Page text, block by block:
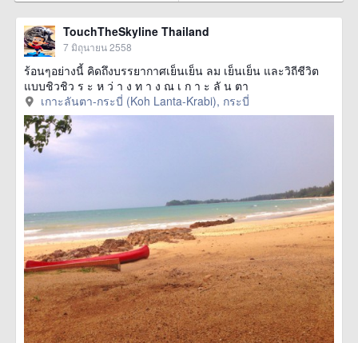
TouchTheSkyline Thailand
7 มิถุนายน 2558
ร้อนๆอย่างนี้ คิดถึงบรรยากาศเย็นเย็น ลม เย็นเย็น และวิถีชีวิต
แบบชิวชิว ร ะ ห ว่ า ง ท า ง ณ เ ก า ะ ลั น ตา
เกาะลันตา-กระบี่ (Koh Lanta-Krabi), กระบี่